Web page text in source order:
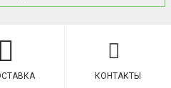
КОНТАКТЫ